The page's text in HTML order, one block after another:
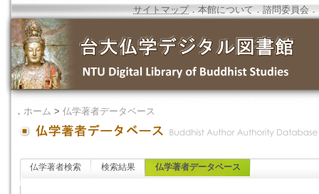
サイトマップ．本館について ．諮問委員会 ．
． ホーム > 仏学著者データベース
仏学著者検索 検索結果 仏学著者データベース